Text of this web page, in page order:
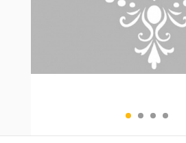
GELİN / DÜĞÜN AKSESUARLARI